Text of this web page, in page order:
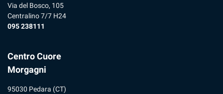
Via del Bosco, 105
Centralino 7/7 H24
095 238111
Centro Cuore
Morgagni
95030 Pedara (CT)